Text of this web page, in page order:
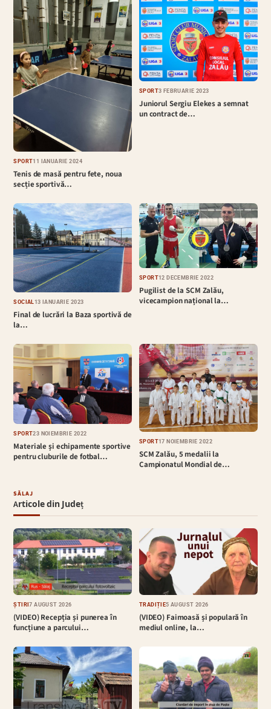
SPORT11 IANUARIE 2024
Tenis de masă pentru fete, noua
secție sportivă…
SPORT3 FEBRUARIE 2023
Juniorul Sergiu Elekes a semnat
un contract de…
SOCIAL 13 IANUARIE 2023
Final de lucrări la Baza sportivă de
la…
SPORT12 DECEMBRIE 2022
Pugilist de la SCM Zalău,
vicecampion național la…
SPORT23 NOIEMBRIE 2022
Materiale și echipamente sportive
pentru cluburile de fotbal…
SPORT17 NOIEMBRIE 2022
SCM Zalău, 5 medalii la
Campionatul Mondial de…
SĂLAJ
Articole din Județ
ȘTIRI7 AUGUST 2026
(VIDEO) Recepția și punerea în
funcțiune a parcului…
TRADIȚIE5 AUGUST 2026
(VIDEO) Faimoasă și populară în
mediul online, la…